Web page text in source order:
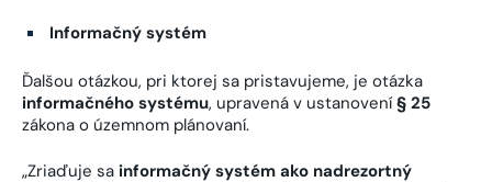
Informačný systém
Ďalšou otázkou, pri ktorej sa pristavujeme, je otázka
informačného systému, upravená v ustanovení§ 25
zákona o územnom plánovaní.
„Zriaďuje sa informačný systém ako nadrezortný